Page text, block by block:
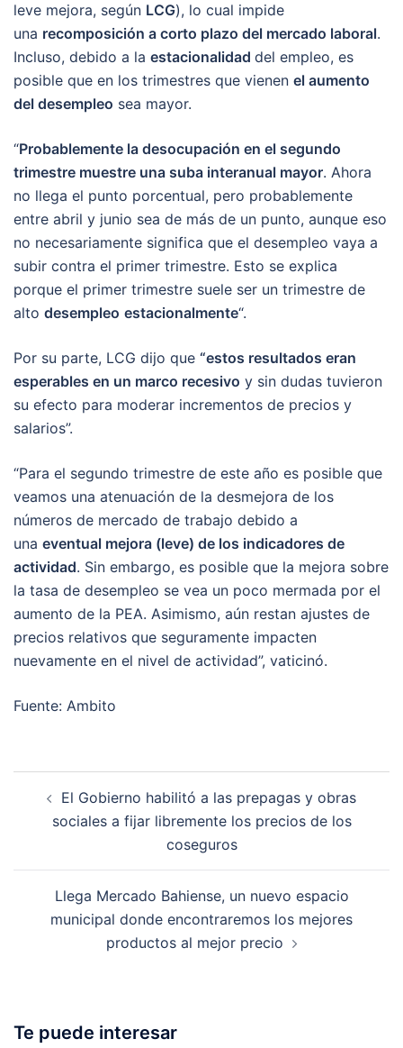
leve mejora, según LCG), lo cual impide
una recomposición a corto plazo del mercado laboral.
Incluso, debido a la estacionalidad del empleo, es
posible que en los trimestres que vienen el aumento
del desempleo sea mayor.
“Probablemente la desocupación en el segundo
trimestre muestre una suba interanual mayor. Ahora
no llega el punto porcentual, pero probablemente
entre abril y junio sea de más de un punto, aunque eso
no necesariamente significa que el desempleo vaya a
subir contra el primer trimestre. Esto se explica
porque el primer trimestre suele ser un trimestre de
alto desempleo estacionalmente“.
Por su parte, LCG dijo que “estos resultados eran
esperables en un marco recesivo y sin dudas tuvieron
su efecto para moderar incrementos de precios y
salarios”.
“Para el segundo trimestre de este año es posible que
veamos una atenuación de la desmejora de los
números de mercado de trabajo debido a
una eventual mejora (leve) de los indicadores de
actividad. Sin embargo, es posible que la mejora sobre
la tasa de desempleo se vea un poco mermada por el
aumento de la PEA. Asimismo, aún restan ajustes de
precios relativos que seguramente impacten
nuevamente en el nivel de actividad”, vaticinó.
Fuente: Ambito
navigation
El Gobierno habilitó a las prepagas y obras
sociales a fijar libremente los precios de los
coseguros
Llega Mercado Bahiense, un nuevo espacio
municipal donde encontraremos los mejores
productos al mejor precio
Te puede interesar